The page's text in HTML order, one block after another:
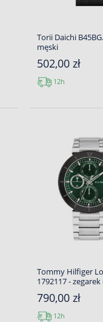
Torii Daichi
męski
502,00 zł
12h
Tommy Hilfiger
1792117 -
790,00 zł
12h